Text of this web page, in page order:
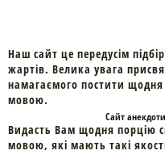
Наш сайт це передусім
жартів. Велика увага
намагаємого постити
мовою.
Cайтанекдоти
Видасть Вам щодня порцію
мовою, які мають такі